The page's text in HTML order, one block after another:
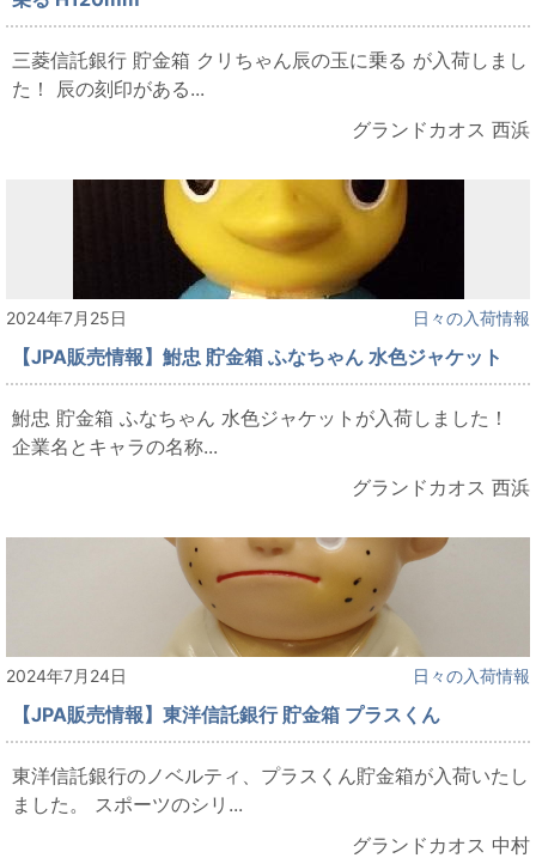
三菱信託銀行 貯金箱 クリちゃん辰の玉に乗る が入荷しまし
た！ 辰の刻印がある...
グランドカオス 西浜
2024年7月25日 日々の入荷情報
【JPA販売情報】鮒忠 貯金箱 ふなちゃん 水色ジャケット
鮒忠 貯金箱 ふなちゃん 水色ジャケットが入荷しました！
企業名とキャラの名称...
グランドカオス 西浜
2024年7月24日 日々の入荷情報
【JPA販売情報】東洋信託銀行 貯金箱 プラスくん
東洋信託銀行のノベルティ、プラスくん貯金箱が入荷いたし
ました。 スポーツのシリ...
グランドカオス 中村